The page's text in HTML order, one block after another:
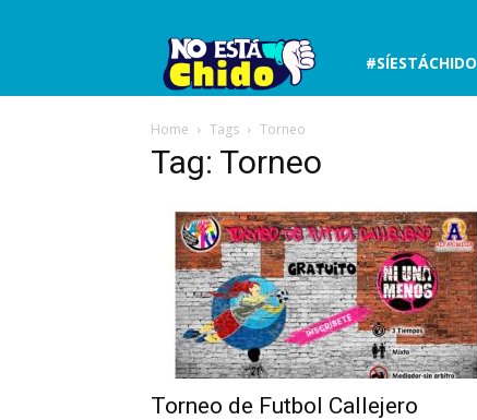
No#SÍESTÁCHIDO
Home Tags Torneo
Tag: Torneo
Torneo de Futbol Callejero